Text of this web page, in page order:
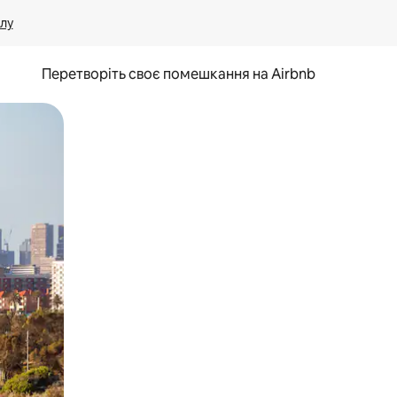
Перетворіть своє помешкання на Airbnb
та гортання.